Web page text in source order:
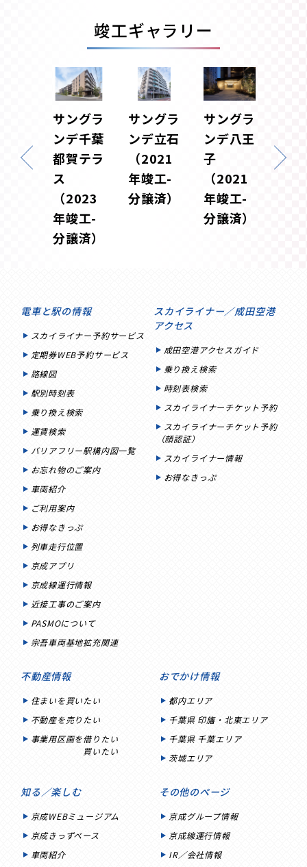
竣工ギャラリー
サングラ
ンデ千葉
都賀テラ
ス
（2023
年竣工-
分譲済）
サングラ
ンデ立石
（2021
年竣工-
分譲済）
サングラ
ンデ八王
子
（2021
年竣工-
分譲済）
幡
電車と駅の情報
スカイライナー予約サービス
定期券WEB予約サービス
路線図
駅別時刻表
乗り換え検索
運賃検索
バリアフリー駅構内図一覧
お忘れ物のご案内
車両紹介
ご利用案内
お得なきっぷ
列車走行位置
京成アプリ
京成線運行情報
近接工事のご案内
PASMOについて
宗吾車両基地拡充関連
スカイライナー／成田空港
アクセス
成田空港アクセスガイド
乗り換え検索
時刻表検索
スカイライナーチケット予約
スカイライナーチケット予約
（顔認証）
スカイライナー情報
お得なきっぷ
不動産情報
住まいを買いたい
不動産を売りたい
事業用区画を借りたい
買いたい
おでかけ情報
都内エリア
千葉県 印旛・北東エリア
千葉県 千葉エリア
茨城エリア
知る／楽しむ
京成WEBミュージアム
京成きっずベース
車両紹介
その他のページ
京成グループ情報
京成線運行情報
IR／会社情報